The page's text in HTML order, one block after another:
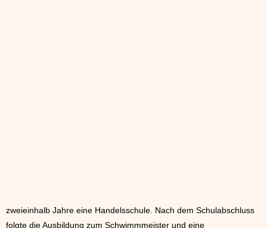
zweieinhalb Jahre eine Handelsschule. Nach dem Schulabschluss
folgte die Ausbildung zum Schwimmmeister und eine